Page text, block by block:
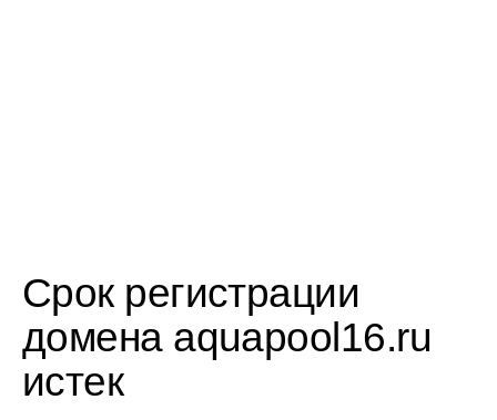
Срок регистрации
домена aquapool16.ru
истек